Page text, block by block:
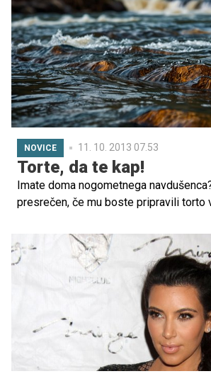
nenormalno majhni možgani in lobanja.
spopadajo z doslej najhujšim izbruhom
beležijo tudi v ZDA.
NOVICE 11. 10. 2013 07.53
Torte, da te kap!
Imate doma nogometnega
presrečen, če mu boste pripravili torto
figurice nogometašev. Presenetite ga
najmanj pričakoval, recimo ob gledanju
Svetovno prvenstvo v Braziliji. Prenosi
slovenskim komentatorjem v živo na
tekem (11.10. 2013 ob 18. uri
Estonija:Turčija, 15. 10. 2013 ob 19.00
Hercegovina, ob 21. uri
okrasiti, oblikovati, si lahko pogledate